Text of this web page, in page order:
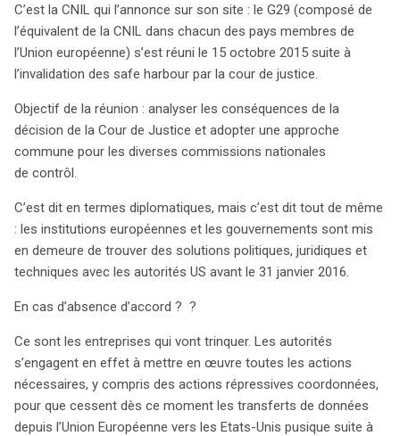
protection des données des pays de l’UE, s’est réuni
pour discuter des implications de l’invalidation des
« Safe Harbor » par la Cour de Justice de l’Union
Européenne (CJUE). Cette décision a mis en lumière la
nécessité urgente de trouver des solutions politiques,
juridiques et techniques avec les États-Unis avant le 31
janvier 2016. En l’absence d’accord, les entreprises
pourraient subir des conséquences graves, car les
illégaux. Le G29 a souligné que la surveillance massive
aux États-Unis est incompatible avec la législation
européenne, et a insisté sur le fait que les pays tiers ne
sont pas des destinations sûres pour les données
la mise en place d’un nouvel accord intergouvernemental
garantissant les droits des citoyens européens. En
parallèle, le G29 continue d’évaluer d’autres mécanismes
de transfert de données, tels que les BCR et les clauses
contractuelles types, qui peuvent encore être utilisés
temporairement. Toutefois, les autorités de protection
C’est la CNIL qui l’annonce sur son site : le G29 (composé de
l’équivalent de la CNIL dans chacun des pays membres de
l’Union européenne) s’est réuni le 15 octobre 2015 suite à
l’invalidation des safe harbour par la cour de justice.
Objectif de la réunion : analyser les conséquences de la
décision de la Cour de Justice et adopter une approche
commune pour les diverses commissions nationales
de contrôl.
C’est dit en termes diplomatiques, mais c’est dit tout de même
: les institutions européennes et les gouvernements sont mis
en demeure de trouver des solutions politiques, juridiques et
techniques avec les autorités US avant le 31 janvier 2016.
En cas d’absence d’accord ? ?
Ce sont les entreprises qui vont trinquer. Les autorités
s’engagent en effet à mettre en œuvre toutes les actions
nécessaires, y compris des actions répressives coordonnées,
pour que cessent dès ce moment les transferts de données
depuis l’Union Européenne vers les Etats-Unis pusique suite à